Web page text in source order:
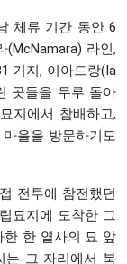
체류 기간 동안 6
(McNamara) 라인,
기지, 이아드랑(Ia
곳들을 두루 돌아
지에서 참배하고,
을을 방문하기도
전투에 참전했던
묘지에 도착한 그
한 한 열사의 묘 앞
는 그 자리에서 북